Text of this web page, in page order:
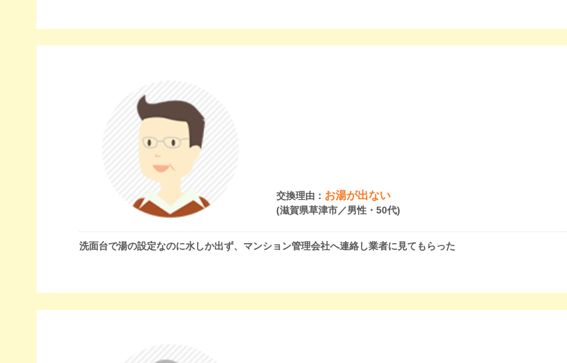
交換理由： お湯が出ない
(滋賀県草津市／男性・50代)
洗面台で湯の設定なのに水しか出ず、マンション管理会社へ連絡し業者に見てもらった